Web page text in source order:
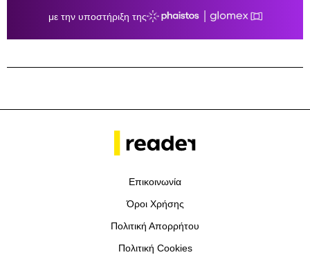
Επικοινωνία
Όροι Χρήσης
Πολιτική Απορρήτου
Πολιτική Cookies